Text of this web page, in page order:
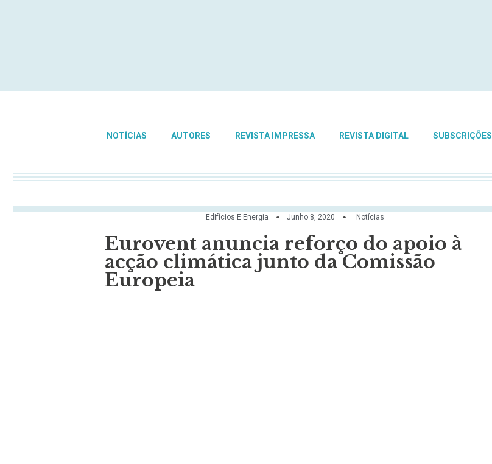
NOTÍCIAS AUTORES REVISTA IMPRESSA REVISTA DIGITAL SUBSCRIÇÕES
Edifícios E Energia Junho 8, 2020 Notícias
Eurovent anuncia reforço do apoio à
acção climática junto da Comissão
Europeia